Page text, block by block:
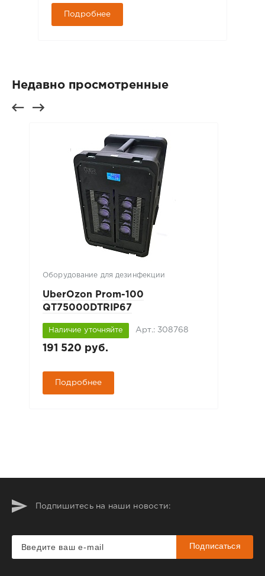
Подробнее
Недавно просмотренные
Оборудование для дезинфекции
UberOzon Prom-100
QT75000DTRIP67
Наличие уточняйте Арт.: 308768
191 520 руб.
Подробнее
Подпишитесь на наши новости:
Подписаться